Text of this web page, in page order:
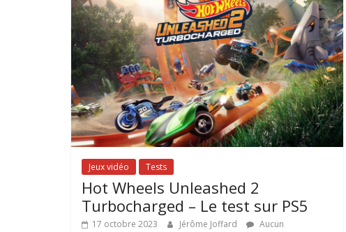
Jeux vidéo Tests
Hot Wheels Unleashed 2
Turbocharged – Le test sur PS5
17 octobre 2023 Jérôme Joffard
Aucun